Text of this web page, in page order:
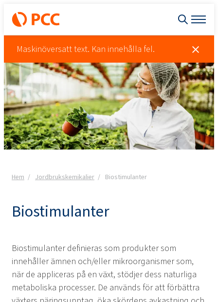
Maskinöversatt text. Kan innehålla fel.
Hem Jordbrukskemikalier Biostimulanter
Biostimulanter
Biostimulanter definieras som produkter som
innehåller ämnen och/eller mikroorganismer som,
när de appliceras på en växt, stödjer dess naturliga
metaboliska processer. De används för att förbättra